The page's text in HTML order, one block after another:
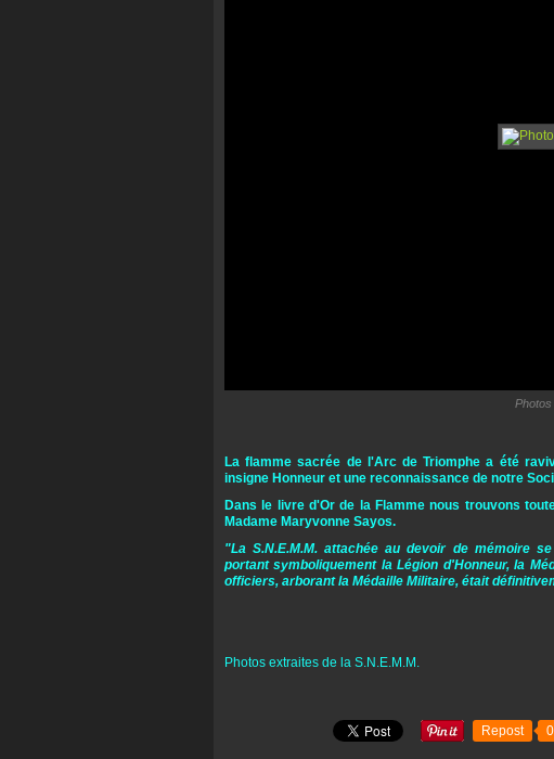
Photos
La flamme sacrée de l'Arc de Triomphe a été
insigne Honneur et une reconnaissance de notre
Dans le livre d'Or de la Flamme nous trouvons
Madame Maryvonne Sayos.
"La S.N.E.M.M. attachée au devoir de mémoire
portant symboliquement la Légion d'Honneur, la
officiers, arborant la Médaille Militaire, était
Maryvonne
Présidente
Photos extraites de la S.N.E.M.M.
Repost 0